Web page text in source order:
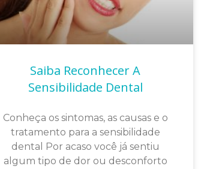
Saiba Reconhecer A
Sensibilidade Dental
Conheça os sintomas, as causas e o
tratamento para a sensibilidade
dental Por acaso você já sentiu
algum tipo de dor ou desconforto